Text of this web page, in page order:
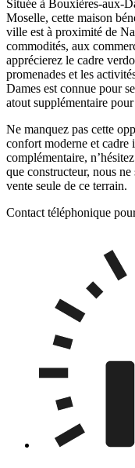
Située à Bouxières-aux-
Moselle, cette maison
ville est à proximité de
commodités, aux
apprécierez le cadre
promenades et les
Dames est connue pour
atout supplémentaire
Ne manquez pas cette
confort moderne et cadre
complémentaire,
que constructeur, nous
vente seule de ce terrain.
Contact téléphonique